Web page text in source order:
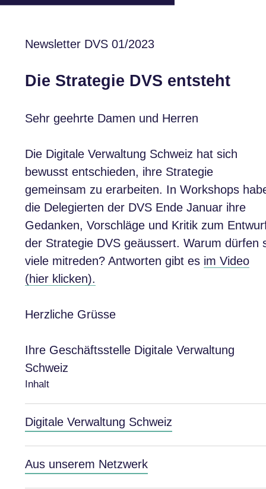
Newsletter DVS 01/2023
Die Strategie DVS entsteht
Sehr geehrte Damen und Herren
Die Digitale Verwaltung Schweiz hat sich
bewusst entschieden, ihre Strategie
gemeinsam zu erarbeiten. In Workshops
die Delegierten der DVS Ende Januar ihre
Gedanken, Vorschläge und Kritik zum
der Strategie DVS geäussert. Warum dürfen
viele mitreden? Antworten gibt es im Video
(hier klicken).
Herzliche Grüsse
Ihre Geschäftsstelle Digitale Verwaltung
Schweiz
Inhalt
Digitale Verwaltung Schweiz
Aus unserem Netzwerk